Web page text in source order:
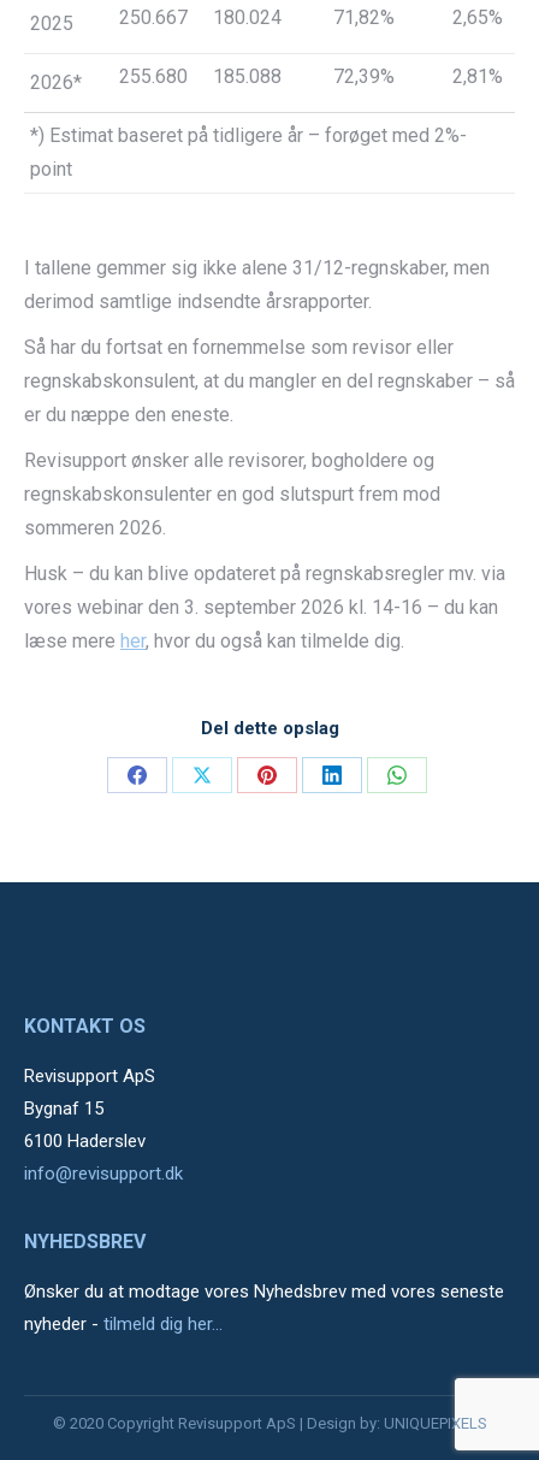
2025 250.667 180.024 71,82% 2,65%
2026* 255.680 185.088 72,39% 2,81%
*) Estimat baseret på tidligere år – forøget med 2%-
point
I tallene gemmer sig ikke alene 31/12-regnskaber, men
derimod samtlige indsendte årsrapporter.
Så har du fortsat en fornemmelse som revisor eller
regnskabskonsulent, at du mangler en del regnskaber – så
er du næppe den eneste.
Revisupport ønsker alle revisorer, bogholdere og
regnskabskonsulenter en god slutspurt frem mod
sommeren 2026.
Husk – du kan blive opdateret på regnskabsregler mv. via
vores webinar den 3. september 2026 kl. 14-16 – du kan
læse mere her, hvor du også kan tilmelde dig.
Del dette opslag
Share
Share
Share
Share
Share
KONTAKT OS
Revisupport ApS
Bygnaf 15
6100 Haderslev
info@revisupport.dk
NYHEDSBREV
Ønsker du at modtage vores Nyhedsbrev med vores seneste
nyheder - tilmeld dig her...
© 2020 Copyright Revisupport ApS | Design by: UNIQUEPIXELS